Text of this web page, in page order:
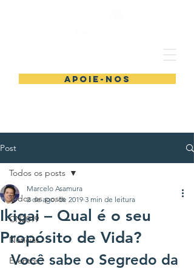
Apoie-nos
Post
Todos os posts
CN2019
Notícias
Eventos
Todos os posts
Ikigai – Qual é o seu
Propósito de Vida?
Marcelo Asamura
2 de ago. de 2019 3 min de leitura
Você sabe o Segredo da